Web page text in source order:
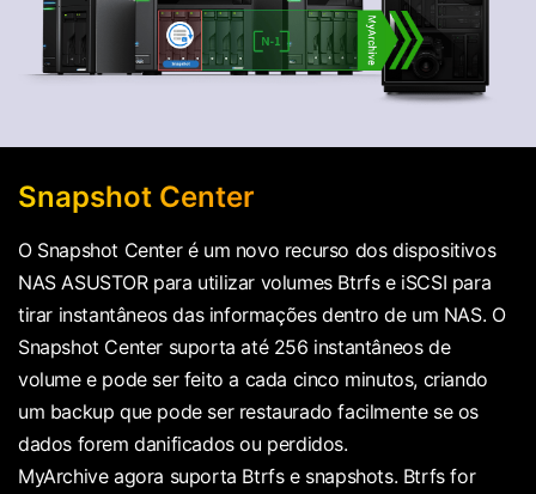
Snapshot Center
O Snapshot Center é um novo recurso dos dispositivos
NAS ASUSTOR para utilizar volumes Btrfs e iSCSI para
tirar instantâneos das informações dentro de um NAS. O
Snapshot Center suporta até 256 instantâneos de
volume e pode ser feito a cada cinco minutos, criando
um backup que pode ser restaurado facilmente se os
dados forem danificados ou perdidos.
MyArchive agora suporta Btrfs e snapshots. Btrfs for